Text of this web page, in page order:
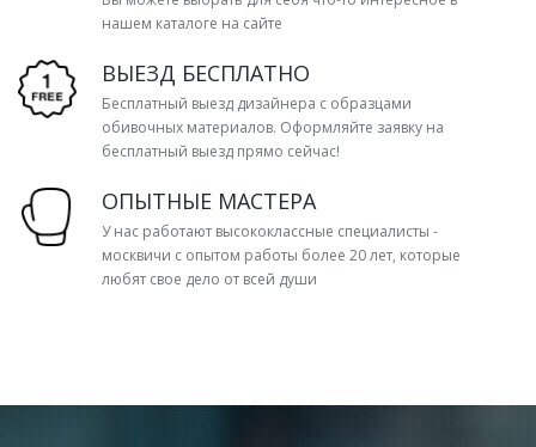
нашем каталоге на сайте
ВЫЕЗД БЕСПЛАТНО
Бесплатный выезд дизайнера с образцами
обивочных материалов. Оформляйте заявку на
бесплатный выезд прямо сейчас!
ОПЫТНЫЕ МАСТЕРА
У нас работают высококлассные специалисты -
москвичи с опытом работы более 20 лет, которые
любят свое дело от всей души